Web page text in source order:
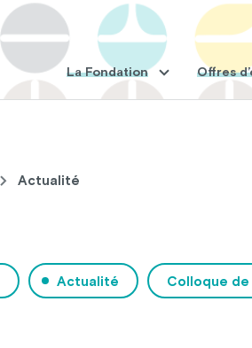
La Fondation Offres
Actualité
Actualité Colloque de